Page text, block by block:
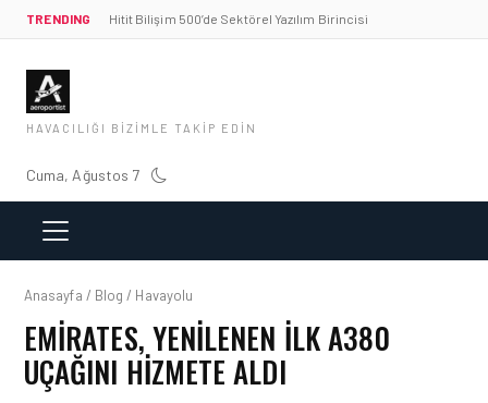
TRENDING Hitit Bilişim 500’de Sektörel Yazılım Birincisi
HAVACILIĞI BIZIMLE TAKIP EDIN
Cuma, Ağustos 7
Anasayfa / Blog / Havayolu
EMIRATES, YENILENEN ILK A380
UÇAĞINI HIZMETE ALDI